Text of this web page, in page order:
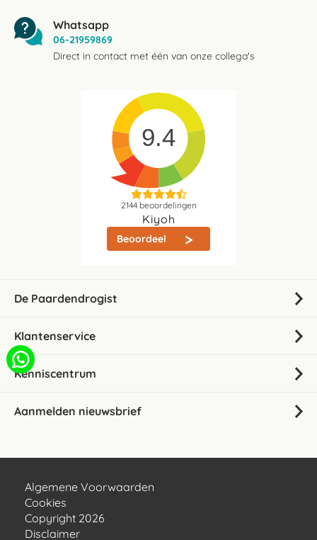
Whatsapp
06-21959869
Direct in contact met één van onze collega's
9.4
2144beoordelingen
Kiyoh
Beoordeel
De Paardendrogist
Klantenservice
Kenniscentrum
Aanmelden nieuwsbrief
Algemene Voorwaarden
Cookies
Copyright 2026
Disclaimer